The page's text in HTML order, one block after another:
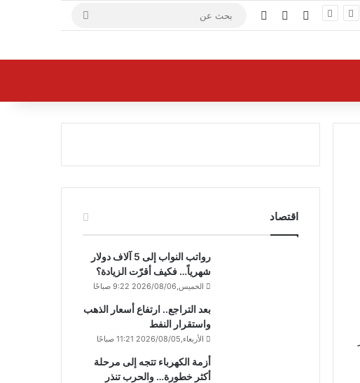
فيسبوك يوتيوب
اقتصاد
رواتب النواب إلى 5 آلاف دولار
شهرياً… فكيف أقرّت الزيادة؟
الخميس,2026/08/06 9:22 صباحًا
بعد التراجع.. ارتفاع أسعار الذهب
واستقرار النفط
الأربعاء,2026/08/05 11:21 صباحًا
أزمة الكهرباء تتجه إلى مرحلة
أكثر خطورة… والحرب تنذر